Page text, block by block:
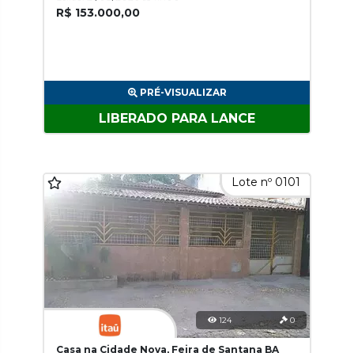
R$ 153.000,00
PRÉ-VISUALIZAR
LIBERADO PARA LANCE
Lote nº 0101
124 0
Casa na Cidade Nova, Feira de Santana BA